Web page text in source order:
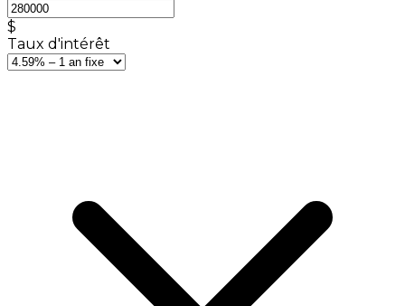
$
Taux d'intérêt